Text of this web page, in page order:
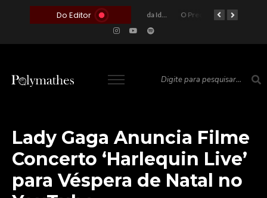
Do Editor
A Roleta da Miséria: Quando a Devoção Cega Encontra o Link na Bio. A Queda do Brasileiro Pelas Mãos de Seus Influencers. O Preço de um Escândalo: A Discrepância Entre o “Filme de Bolsonaro” e a Realidade do Cinema Mundial
Lady Gaga Anuncia Filme
Concerto ‘Harlequin Live’
para Véspera de Natal no